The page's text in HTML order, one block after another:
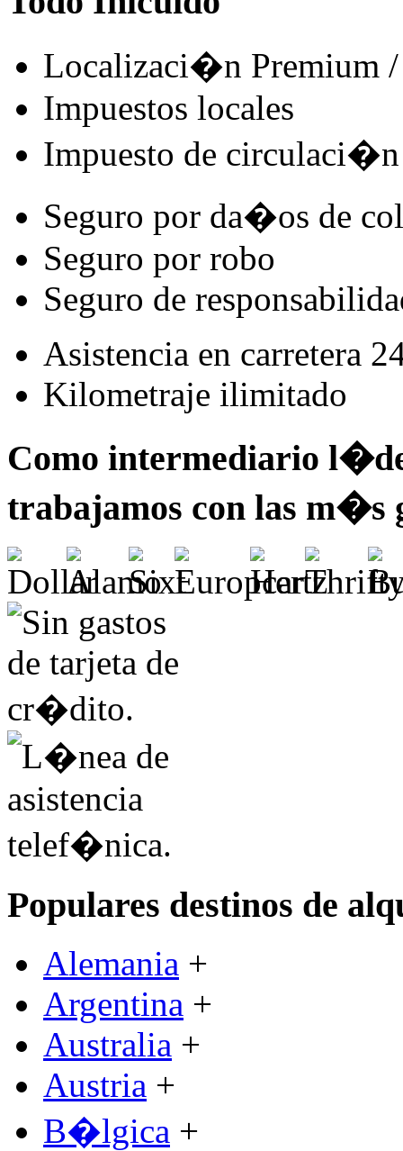
Localizaci�n Premium /
Impuestos locales
Impuesto de circulaci�n
Seguro por da�os de
Seguro por robo
Seguro de
Asistencia en carretera
Kilometraje ilimitado
Como intermediario
trabajamos con las m�s
Populares destinos de
Alemania +
Argentina +
Australia +
Austria +
B�lgica +